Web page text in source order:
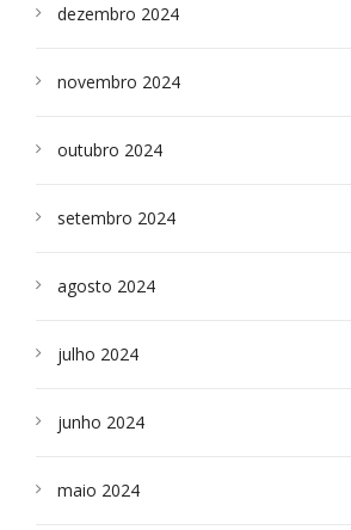
dezembro 2024
novembro 2024
outubro 2024
setembro 2024
agosto 2024
julho 2024
junho 2024
maio 2024